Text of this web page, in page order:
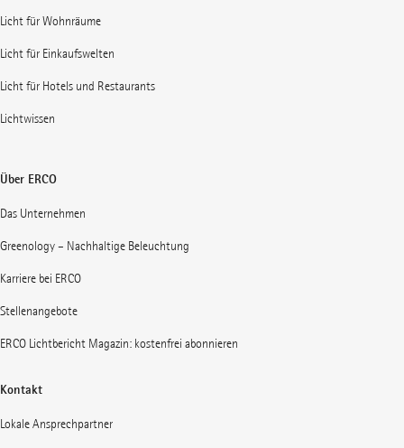
Licht für Wohnräume
Licht für Einkaufswelten
Licht für Hotels und Restaurants
Lichtwissen
Über ERCO
Das Unternehmen
Greenology – Nachhaltige Beleuchtung
Karriere bei ERCO
Stellenangebote
ERCO Lichtbericht Magazin: kostenfrei abonnieren
Kontakt
Lokale Ansprechpartner